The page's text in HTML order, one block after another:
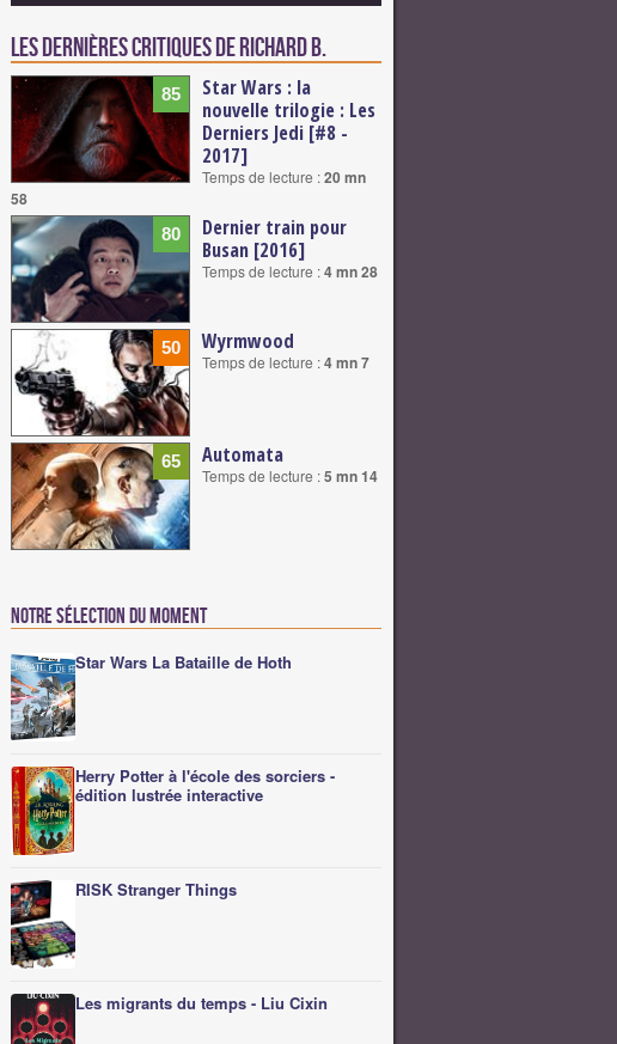
Les dernières critiques de Richard B.
85
Star Wars : la
nouvelle trilogie : Les
Derniers Jedi [#8 -
2017]
Temps de lecture :20 mn
58
80
Dernier train pour
Busan [2016]
Temps de lecture :4 mn 28
50 Wyrmwood
Temps de lecture :4 mn 7
65 Automata
Temps de lecture :5 mn 14
Notre sélection du moment
Star Wars La Bataille de Hoth
Herry Potter à l'école des sorciers -
édition lustrée interactive
RISK Stranger Things
Les migrants du temps - Liu Cixin